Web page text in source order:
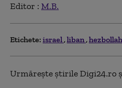
Editor : M.B.
Etichete: israel liban hezbollah
Urmărește știrile Digi24.ro